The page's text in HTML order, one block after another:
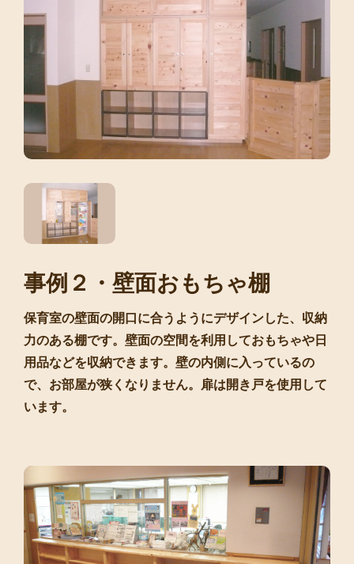
事例２・壁面おもちゃ棚
保育室の壁面の開口に合うようにデザインした、収納
力のある棚です。壁面の空間を利用しておもちゃや日
用品などを収納できます。壁の内側に入っているの
で、お部屋が狭くなりません。扉は開き戸を使用して
います。